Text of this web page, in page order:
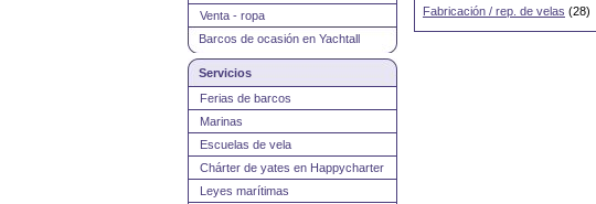
Venta - ropa
Barcos de ocasión en Yachtall
Servicios
Ferias de barcos
Marinas
Escuelas de vela
Chárter de yates en Happycharter
Leyes marítimas
Fabricación / rep. de velas (28)